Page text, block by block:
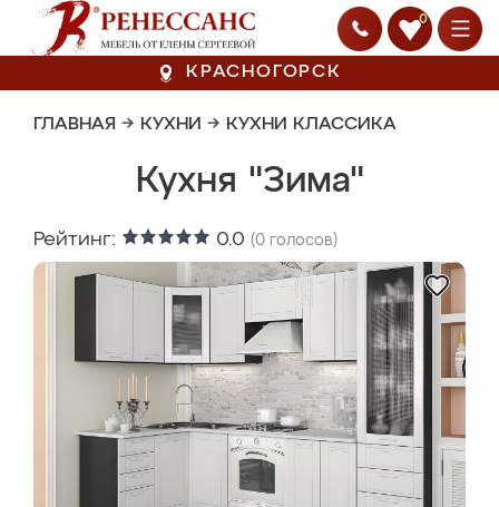
0
КРАСНОГОРСК
ГЛАВНАЯ → КУХНИ → КУХНИ КЛАССИКА
Кухня "Зима"
Рейтинг: 0.0 (0 голосов)